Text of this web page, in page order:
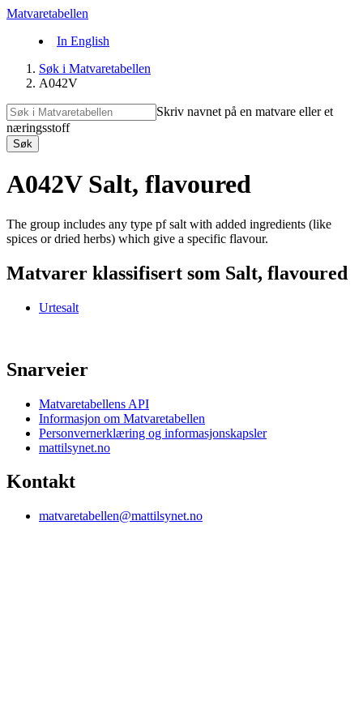
Matvaretabellen
In English
Søk i Matvaretabellen
A042V
Skriv navnet på en matvare eller et
næringsstoff
Søk
A042V Salt, flavoured
The group includes any type pf salt with added ingredients (like
spices or dried herbs) which give a specific flavour.
Matvarer klassifisert som Salt, flavoured
Urtesalt
Snarveier
Matvaretabellens API
Informasjon om Matvaretabellen
Personvernerklæring og informasjonskapsler
mattilsynet.no
Kontakt
matvaretabellen@mattilsynet.no